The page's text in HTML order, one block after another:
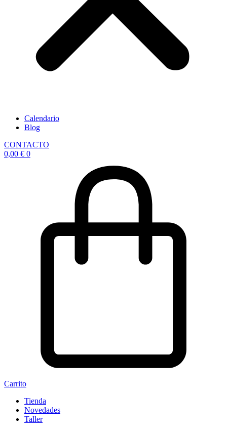
Calendario
Blog
CONTACTO
0,00 € 0
Carrito
Tienda
Novedades
Taller